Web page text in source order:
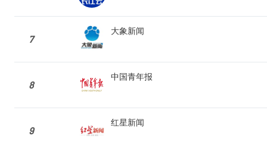
7
大象新闻
8
中国青年报
9
红星新闻